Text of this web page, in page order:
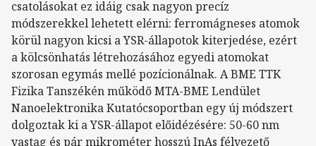
csatolásokat ez idáig csak nagyon precíz
módszerekkel lehetett elérni: ferromágneses atomok
körül nagyon kicsi a YSR-állapotok kiterjedése, ezért
a kölcsönhatás létrehozásához egyedi atomokat
szorosan egymás mellé pozícionálnak. A BME TTK
Fizika Tanszékén működő MTA-BME Lendület
Nanoelektronika Kutatócsoportban egy új módszert
dolgoztak ki a YSR-állapot előidézésére: 50-60 nm
vastag és pár mikrométer hosszú InAs félvezető